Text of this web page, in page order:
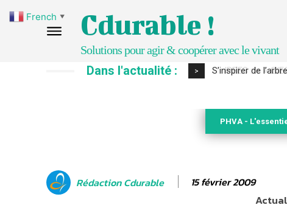
Cdurable !
Solutions pour agir & coopérer avec le vivant
Dans l'actualité : > IPBES : le «
PHVA -
Rédaction Cdurable 15 février 2009
French ▼